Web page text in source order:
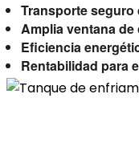
Transporte seguro
Amplia ventana
Eficiencia
Rentabilidad para